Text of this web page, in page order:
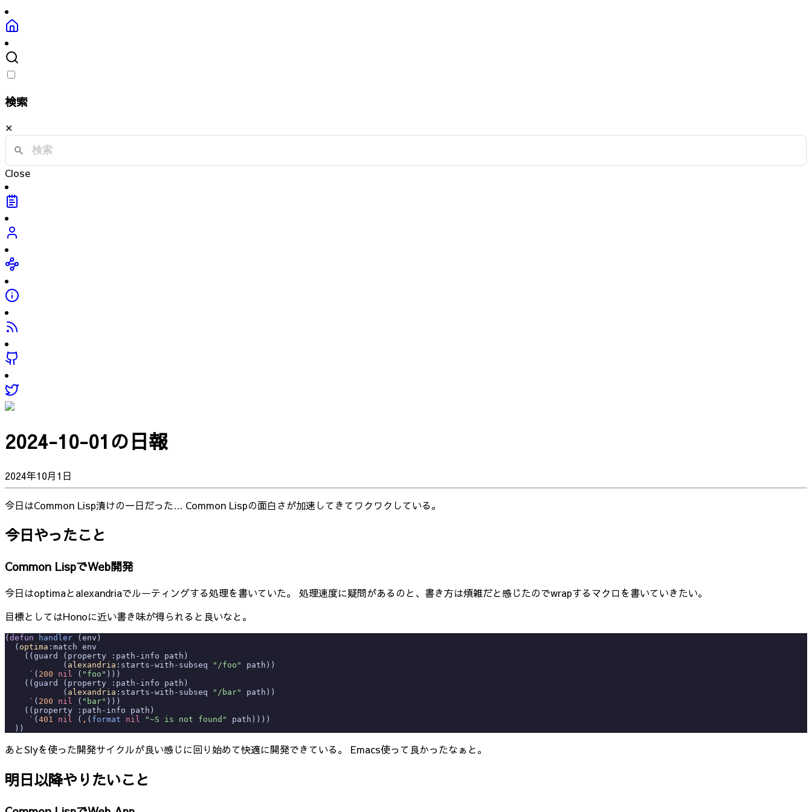
検索
✕
Close
2024-10-01の日報
2024年10月1日
今日はCommon Lisp漬けの一日だった... Common Lispの面白さが加速してきてワクワクしている。
今日やったこと
Common LispでWeb開発
今日はoptimaとalexandriaでルーティングする処理を書いていた。 処理速度に疑問があるのと、書き方は煩雑だと感じたのでwrapするマクロを書いていきたい。
目標としてはHonoに近い書き味が得られると良いなと。
( defun handler (env)
  (
optima :match env
    ((guard (property :path-info path)
	    (
alexandria :starts-with-subseq "/foo"
path))
     `
( 200 nil ( "foo" )))
    ((guard (property :path-info path)
	    (
alexandria :starts-with-subseq "/bar"
path))
     `
( 200 nil ( "bar" )))
    ((property :path-info path)
     `
( 401 nil ( , ( format nil "~S is not found"
path))))
  ))
あとSlyを使った開発サイクルが良い感じに回り始めて快適に開発できている。 Emacs使って良かったなぁと。
明日以降やりたいこと